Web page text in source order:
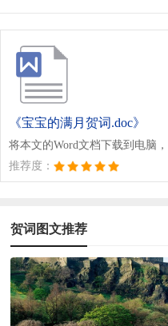
《宝宝的满月贺词.doc》
将本文的Word文档下载到电脑
推荐度：
贺词图文推荐